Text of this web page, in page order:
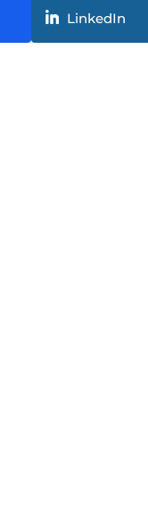
LinkedIn